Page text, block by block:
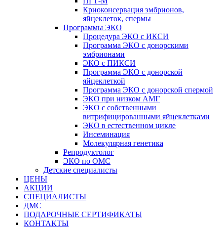
Криоконсервация эмбрионов,
яйцеклеток, спермы
Программы ЭКО
Процедура ЭКО с ИКСИ
Программа ЭКО с донорскими
эмбрионами
ЭКО с ПИКСИ
Программа ЭКО с донорской
яйцеклеткой
Программа ЭКО с донорской спермой
ЭКО при низком АМГ
ЭКО с собственными
витрифицированными яйцеклетками
ЭКО в естественном цикле
Инсеминация
Молекулярная генетика
Репродуктолог
ЭКО по ОМС
Детские специалисты
ЦЕНЫ
АКЦИИ
СПЕЦИАЛИСТЫ
ДМС
ПОДАРОЧНЫЕ СЕРТИФИКАТЫ
КОНТАКТЫ